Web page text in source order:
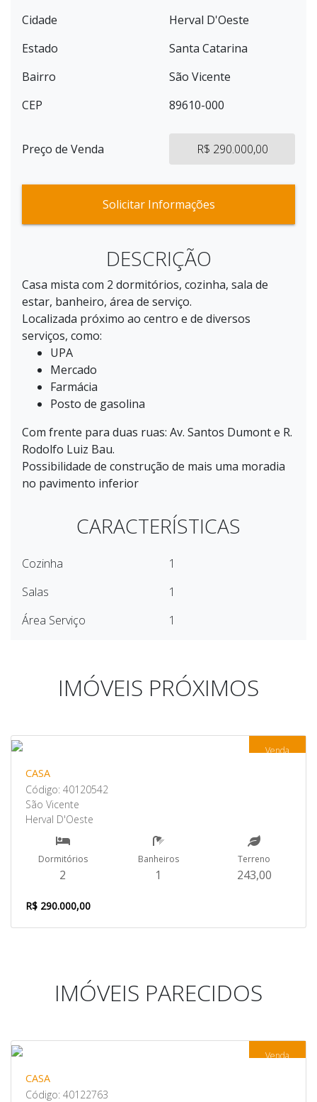
Cidade
Herval D'Oeste
Estado
Santa Catarina
Bairro
São Vicente
CEP
89610-000
Preço de Venda R$ 290.000,00
Solicitar Informações
DESCRIÇÃO
Casa mista com 2 dormitórios, cozinha, sala de
estar, banheiro, área de serviço.
Localizada próximo ao centro e de diversos
serviços, como:
UPA
Mercado
Farmácia
Posto de gasolina
Com frente para duas ruas: Av. Santos Dumont e R.
Rodolfo Luiz Bau.
Possibilidade de construção de mais uma moradia
no pavimento inferior
CARACTERÍSTICAS
Cozinha
1
Salas
1
Área Serviço
1
IMÓVEIS PRÓXIMOS
Venda
CASA
Código: 40120542
São Vicente
Herval D'Oeste
Dormitórios
2
Banheiros
1
Terreno
243,00
R$ 290.000,00
IMÓVEIS PARECIDOS
Venda
CASA
Código: 40122763